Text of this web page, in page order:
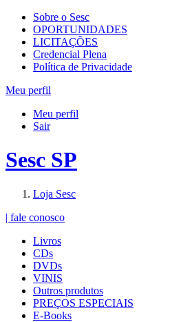
Sobre o Sesc
OPORTUNIDADES
LICITAÇÕES
Credencial Plena
Política de Privacidade
Meu perfil
Meu perfil
Sair
Sesc SP
Loja Sesc
| fale conosco
Livros
CDs
DVDs
VINIS
Outros produtos
PREÇOS ESPECIAIS
E-Books